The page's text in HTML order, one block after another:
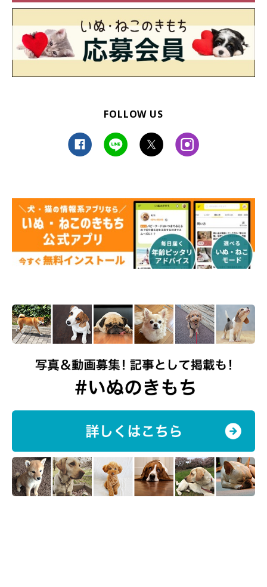
FOLLOW US